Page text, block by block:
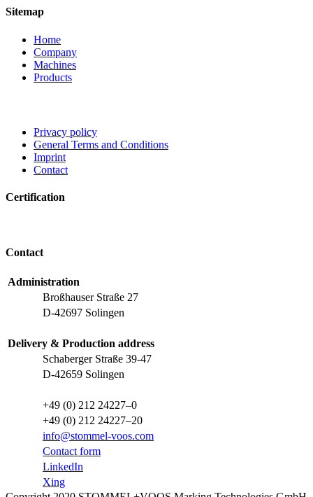
view
Sitemap
Home
Company
Machines
Products
Privacy policy
General Terms and Conditions
Imprint
Contact
Certification
Contact
Administration
Broßhauser Straße 27
D-42697 Solingen
Delivery & Production address
Schaberger Straße 39-47
D-42659 Solingen
+49 (0) 212 24227–0
+49 (0) 212 24227–20
info@stommel-voos.com
Contact form
LinkedIn
Xing